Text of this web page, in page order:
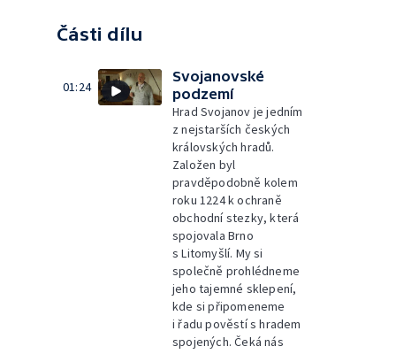
Části dílu
01:24
Svojanovské
podzemí
Hrad Svojanov je jedním
z nejstarších českých
královských hradů.
Založen byl
pravděpodobně kolem
roku 1224 k ochraně
obchodní stezky, která
spojovala Brno
s Litomyšlí. My si
společně prohlédneme
jeho tajemné sklepení,
kde si připomeneme
i řadu pověstí s hradem
spojených. Čeká nás